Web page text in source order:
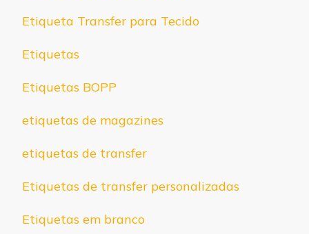
Etiqueta Transfer para Tecido
Etiquetas
Etiquetas BOPP
etiquetas de magazines
etiquetas de transfer
Etiquetas de transfer personalizadas
Etiquetas em branco